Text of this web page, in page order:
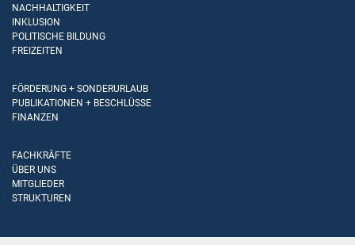
NACHHALTIGKEIT
INKLUSION
POLITISCHE BILDUNG
FREIZEITEN
FÖRDERUNG + SONDERURLAUB
PUBLIKATIONEN + BESCHLÜSSE
FINANZEN
FACHKRÄFTE
ÜBER UNS
MITGLIEDER
STRUKTUREN